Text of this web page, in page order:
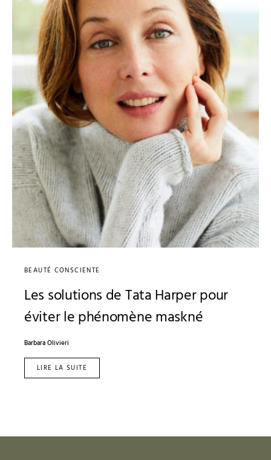
BEAUTÉ CONSCIENTE
Les solutions de Tata Harper pour
éviter le phénomène maskné
Barbara Olivieri
LIRE LA SUITE